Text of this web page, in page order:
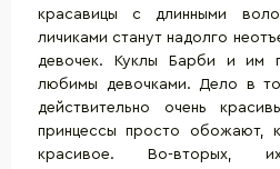
красавицы с длинными
личиками станут надолго
девочек. Куклы Барби и им
любимы девочками. Дело в
действительно очень
принцессы просто обожают,
красивое. Во-вторых,